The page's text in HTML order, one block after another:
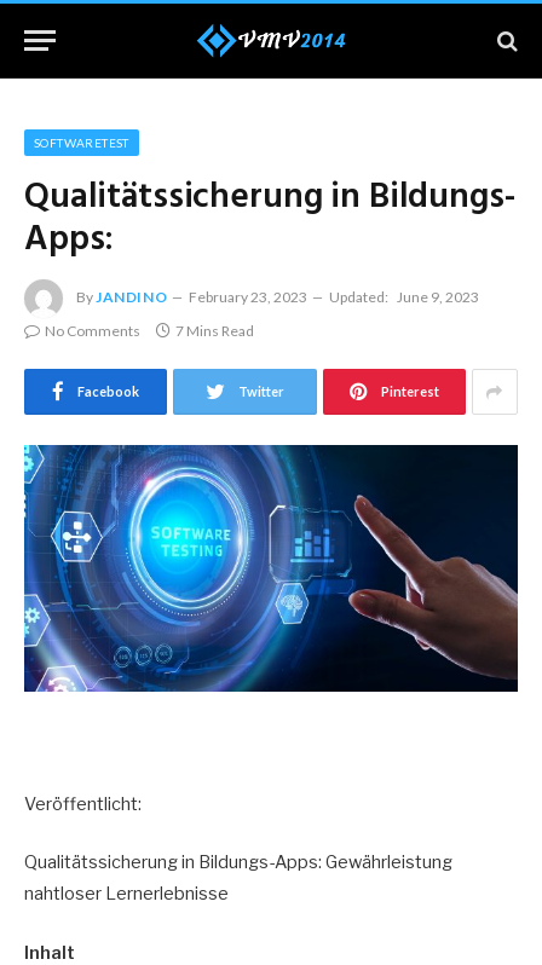
SOFTWARETEST
Qualitätssicherung in Bildungs-
Apps:
ByJANDINO February 23, 2023 Updated: June 9, 2023
No Comments
7 Mins Read
Facebook Twitter Pinterest
Veröffentlicht:
Qualitätssicherung in Bildungs-Apps: Gewährleistung
nahtloser Lernerlebnisse
Inhalt